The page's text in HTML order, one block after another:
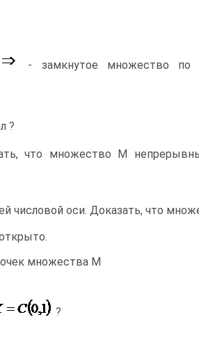
- замкнутое множество по
?
что множество М
числовой оси. Доказать, что
множества М
?